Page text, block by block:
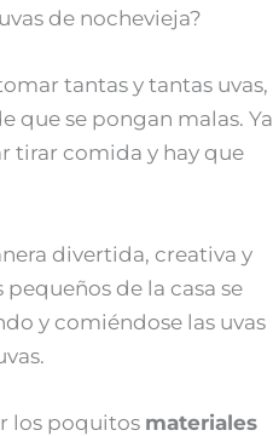
de nochevieja?
tantas y tantas uvas,
que se pongan malas. Ya
tirar comida y hay que
divertida, creativa y
de la casa se
y comiéndose las uvas
los poquitos materiales